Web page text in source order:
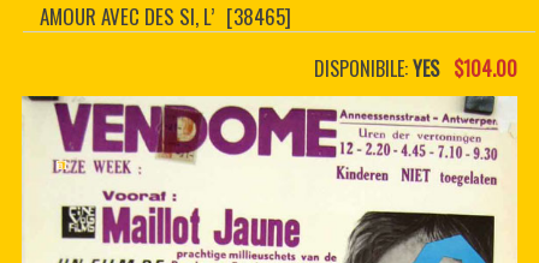
CONTATTO
CUSTOM PDF
AMOUR AVEC DES SI, L’ [38465]
DISPONIBILE:YES $104.00